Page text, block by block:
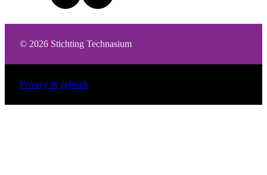
© 2026 Stichting Technasium
Privacy & gebruik